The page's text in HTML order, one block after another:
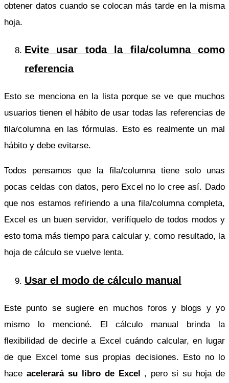
obtener datos cuando se colocan más tarde en la misma
hoja.
Evite usar toda la fila/columna como
referencia
Esto se menciona en la lista porque se ve que muchos
usuarios tienen el hábito de usar todas las referencias de
fila/columna en las fórmulas. Esto es realmente un mal
hábito y debe evitarse.
Todos pensamos que la fila/columna tiene solo unas
pocas celdas con datos, pero Excel no lo cree así. Dado
que nos estamos refiriendo a una fila/columna completa,
Excel es un buen servidor, verifíquelo de todos modos y
esto toma más tiempo para calcular y, como resultado, la
hoja de cálculo se vuelve lenta.
Usar el modo de cálculo manual
Este punto se sugiere en muchos foros y blogs y yo
mismo lo mencioné. El cálculo manual brinda la
flexibilidad de decirle a Excel cuándo calcular, en lugar
de que Excel tome sus propias decisiones. Esto no lo
hace acelerará su libro de Excel , pero si su hoja de